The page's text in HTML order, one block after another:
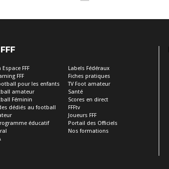
FFF
FFF
pour les enfants
amateur
Féminin
dédiés au football
éducatif
Labels Fédéraux
Fiches pratiques
TV Foot amateur
Santé
Scores en direct
FFFtv
Joueurs FFF
Portail des Officiels
Nos formations